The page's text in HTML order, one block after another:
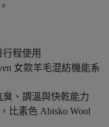
程使用
女款羊毛混紡機能系
、調溫與快乾能力
比素色 Abisko Wool